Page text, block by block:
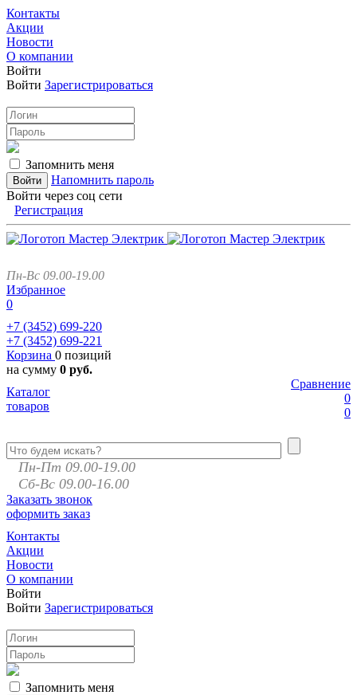
Контакты
Акции
Новости
О компании
Войти
Войти Зарегистрироваться
Запомнить меня
Напомнить пароль
Войти через соц сети
Регистрация
Пн-Вс 09.00-19.00
Избранное
0
+7 (3452) 699-220
+7 (3452) 699-221
Корзина 0 позиций
на сумму 0 руб.
Сравнение
0
0
Каталог
товаров
Пн-Пт 09.00-19.00
Сб-Вс 09.00-16.00
Заказать звонок
оформить заказ
Контакты
Акции
Новости
О компании
Войти
Войти Зарегистрироваться
Запомнить меня